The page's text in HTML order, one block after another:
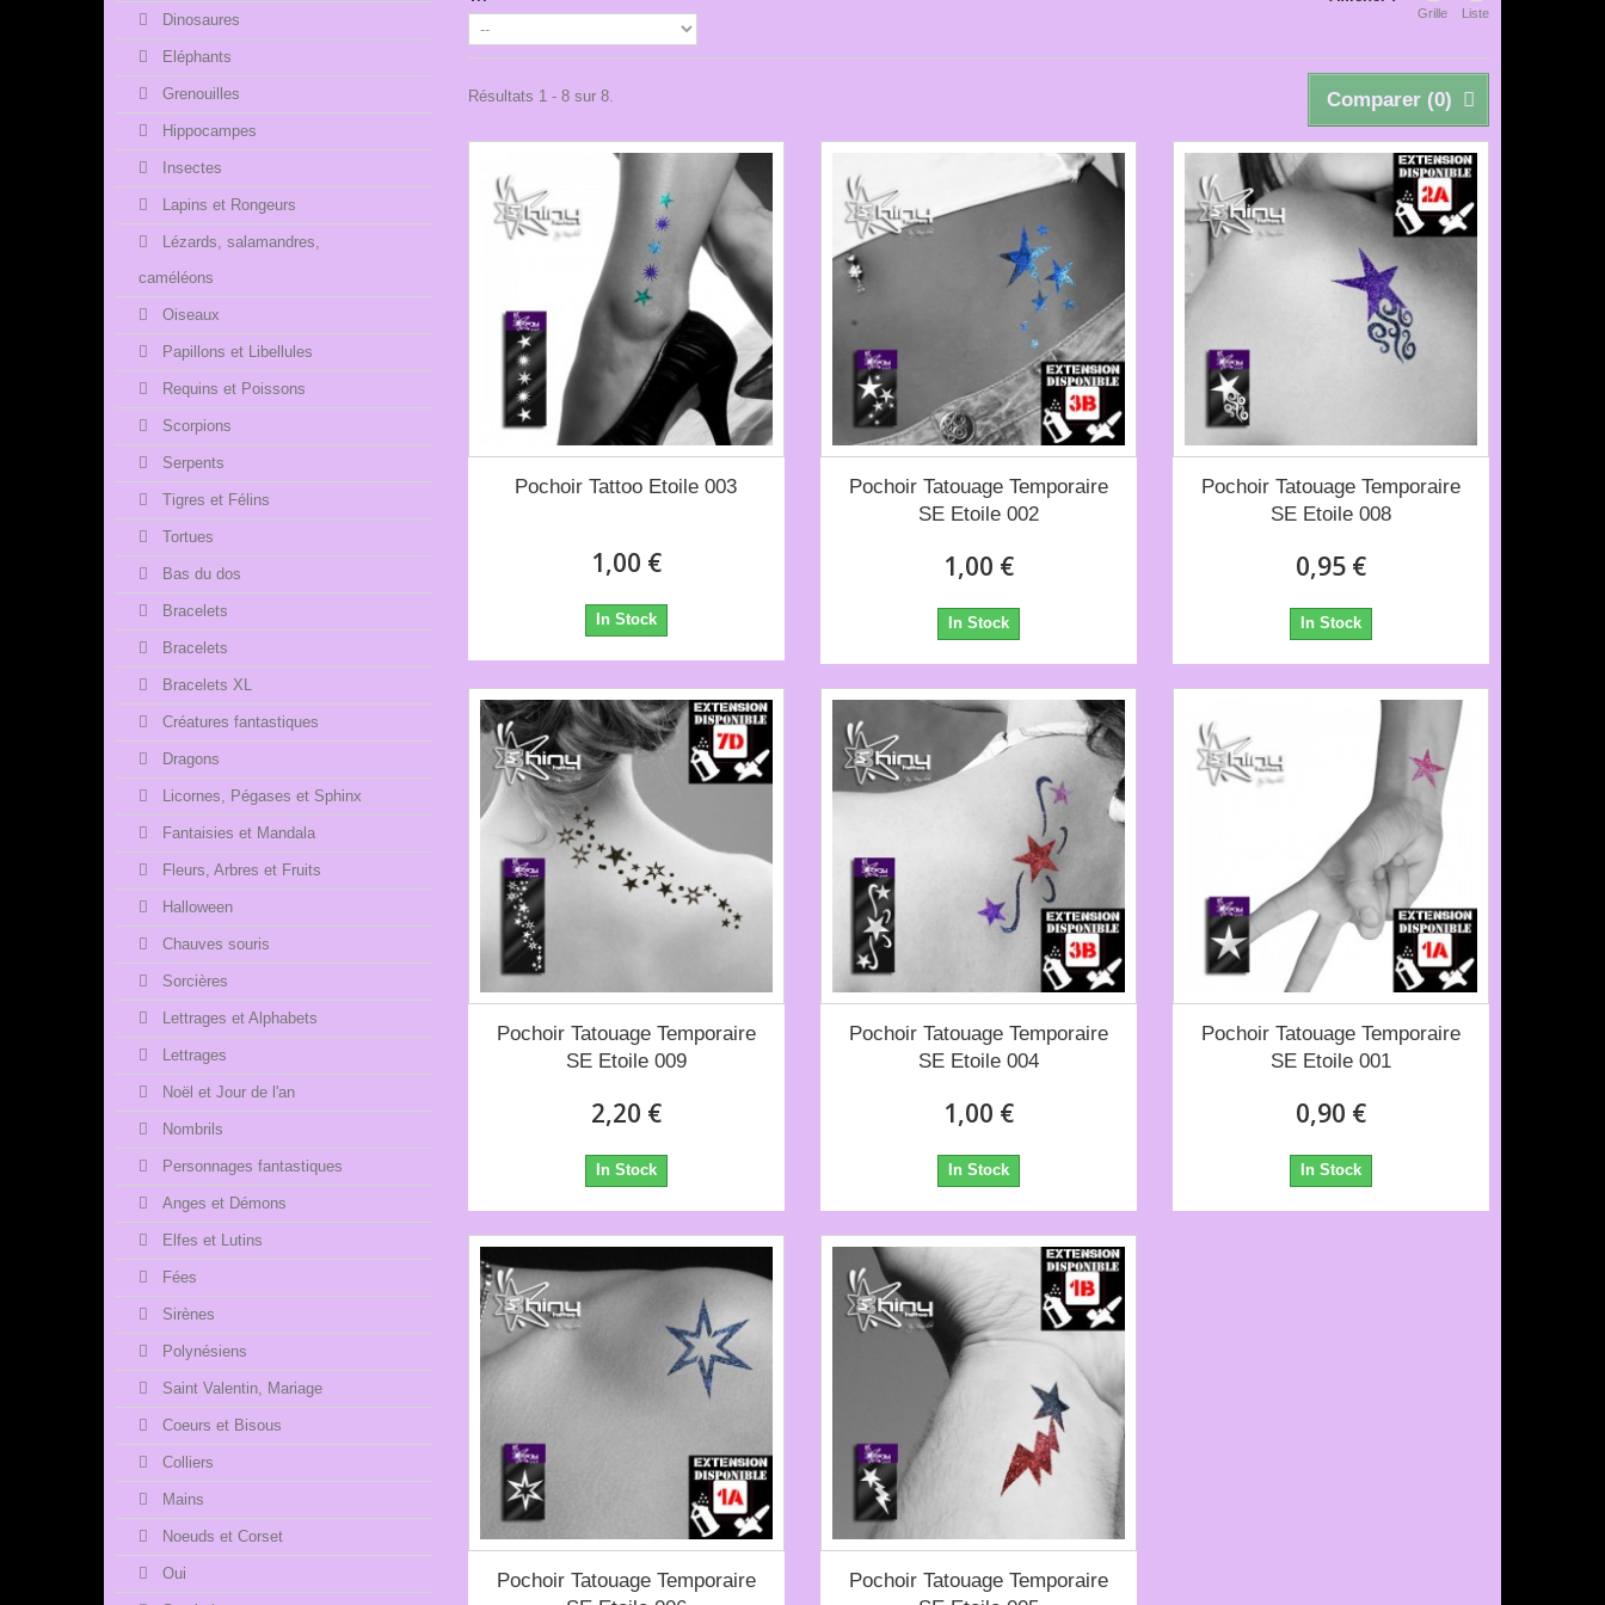
Dinosaures
Eléphants
Grenouilles
Hippocampes
Insectes
Lapins et Rongeurs
Lézards, salamandres,
caméléons
Oiseaux
Papillons et Libellules
Requins et Poissons
Scorpions
Serpents
Tigres et Félins
Tortues
Bas du dos
Bracelets
Bracelets
Bracelets XL
Créatures fantastiques
Dragons
Licornes, Pégases et Sphinx
Fantaisies et Mandala
Fleurs, Arbres et Fruits
Halloween
Chauves souris
Sorcières
Lettrages et Alphabets
Lettrages
Noël et Jour de l'an
Nombrils
Personnages fantastiques
Anges et Démons
Elfes et Lutins
Fées
Sirènes
Polynésiens
Saint Valentin, Mariage
Coeurs et Bisous
Colliers
Mains
Noeuds et Corset
Oui
Grille Liste
Comparer (0)
Résultats 1 - 8 sur 8.
Pochoir Tattoo Etoile 003
1,00 €
In Stock
Pochoir Tatouage Temporaire
SE Etoile 002
1,00 €
In Stock
Pochoir Tatouage Temporaire
SE Etoile 008
0,95 €
In Stock
Pochoir Tatouage Temporaire
SE Etoile 009
2,20 €
In Stock
Pochoir Tatouage Temporaire
SE Etoile 004
1,00 €
In Stock
Pochoir Tatouage Temporaire
SE Etoile 001
0,90 €
In Stock
Pochoir Tatouage Temporaire
Pochoir Tatouage Temporaire